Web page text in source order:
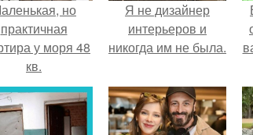
но
практичная
у моря 48
кв.
Я не дизайнер
интерьеров и
никогда им не была.